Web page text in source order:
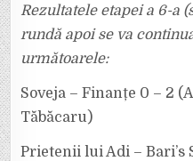
Rezultatele etapei a 6-a
rundă apoi se va
următoarele:
Soveja – Finanțe 0 – 2
Tăbăcaru)
Prietenii lui Adi – Bari’s